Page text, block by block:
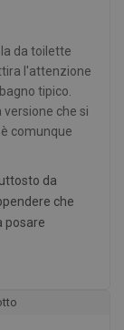
da toilette
l'attenzione
tipico.
versione che si
comunque
da
che
posare